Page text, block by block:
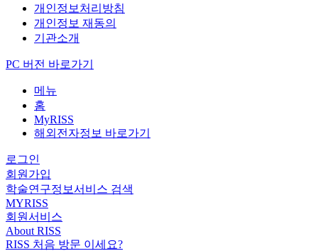
개인정보처리방침
개인정보 재동의
기관소개
PC 버전 바로가기
메뉴
홈
MyRISS
해외전자정보 바로가기
로그인
회원가입
학술연구정보서비스 검색
MYRISS
회원서비스
About RISS
RISS 처음 방문 이세요?